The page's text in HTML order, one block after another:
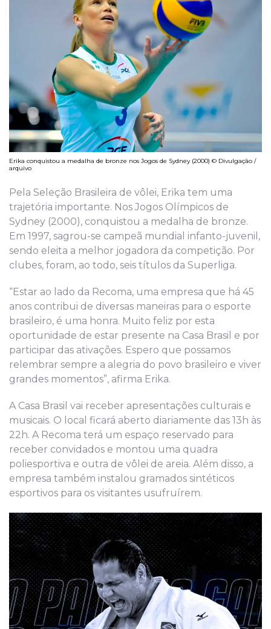
Erika conquistou a medalha de bronze nos Jogos de Sydney (2000) © Divulgação /
arquivo
Pela Seleção Brasileira de vôlei, Erika tem uma
trajetória importante. Nos Jogos Olímpicos de
Sydney (2000), conquistou a medalha de bronze.
Em 1997, sagrou-se campeã mundial infanto-juvenil,
sendo eleita a melhor jogadora da competição. Por
clubes, foram, ao todo, seis títulos da Superliga.
“Estar ao lado da Recoma, uma empresa que há 45
anos contribui de diversas maneiras para o esporte
brasileiro, é uma honra. Muito feliz por esta
oportunidade de estar presente na Casa Brasil e por
participar das ativações. Espero que possamos
relembrar sempre a alegria do povo brasileiro e viver
grandes momentos”, afirma Erika.
A Casa Brasil vai receber apresentações culturais e
musicais. O local ficará aberto diariamente das 13h às
22h. A Recoma terá um espaço reservado para
receber convidados e montou uma quadra
poliesportiva e outra de vôlei de areia. Além disso, a
empresa também instalou gramados sintéticos
esportivos para os visitantes usufruírem.